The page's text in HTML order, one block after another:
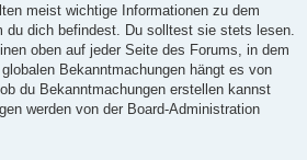
meist wichtige Informationen zu dem
du dich befindest. Du solltest sie stets lesen.
oben auf jeder Seite des Forums, in dem
Bekanntmachungen hängt es von
du Bekanntmachungen erstellen kannst
werden von der Board-Administration